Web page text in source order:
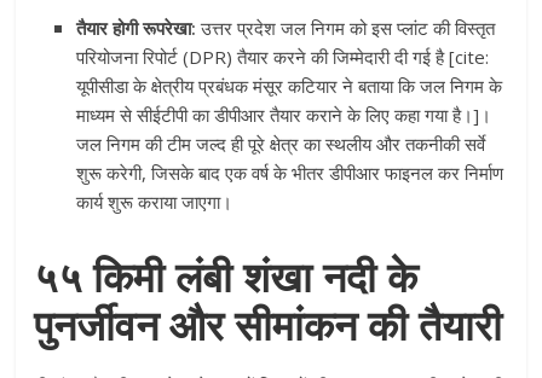
तैयार होगी रूपरेखा: उत्तर प्रदेश जल निगम को इस प्लांट की विस्तृत
परियोजना रिपोर्ट (DPR) तैयार करने की जिम्मेदारी दी गई है [cite:
यूपीसीडा के क्षेत्रीय प्रबंधक मंसूर कटियार ने बताया कि जल निगम के
माध्यम से सीईटीपी का डीपीआर तैयार कराने के लिए कहा गया है।]।
जल निगम की टीम जल्द ही पूरे क्षेत्र का स्थलीय और तकनीकी सर्वे
शुरू करेगी, जिसके बाद एक वर्ष के भीतर डीपीआर फाइनल कर निर्माण
कार्य शुरू कराया जाएगा।
५५ किमी लंबी शंखा नदी के
पुनर्जीवन और सीमांकन की तैयारी